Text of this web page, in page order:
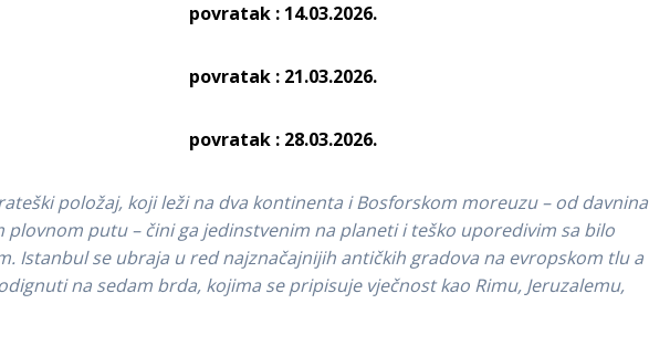
povratak : 14.03.2026.
povratak : 21.03.2026.
povratak : 28.03.2026.
položaj, koji leži na dva kontinenta i Bosforskom moreuzu – od davnina
putu – čini ga jedinstvenim na planeti i teško uporedivim sa bilo
Istanbul se ubraja u red najznačajnijih antičkih gradova na evropskom tlu a
na sedam brda, kojima se pripisuje vječnost kao Rimu, Jeruzalemu,